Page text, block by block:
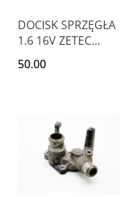
DOCISK SPRZĘGŁA
1.6 16V ZETEC
FOCUS PUMA
FIESTA
50.00